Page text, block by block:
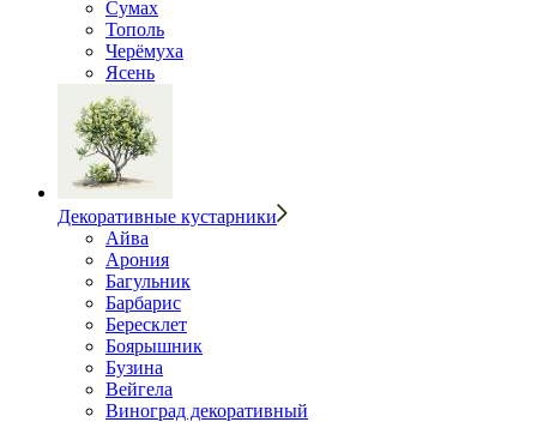
Сумах
Тополь
Черёмуха
Ясень
Декоративные кустарники
Айва
Арония
Багульник
Барбарис
Бересклет
Боярышник
Бузина
Вейгела
Виноград декоративный